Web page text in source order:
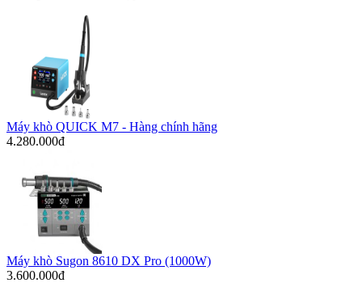
Máy khò QUICK M7 - Hàng chính hãng
4.280.000đ
Máy khò Sugon 8610 DX Pro (1000W)
3.600.000đ